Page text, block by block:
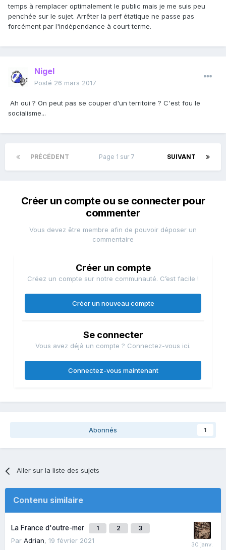
temps à remplacer optimalement le public mais je me suis peu
penchée sur le sujet. Arrêter la perf étatique ne passe pas
forcément par l'indépendance à court terme.
Nigel
Posté 26 mars 2017
Ah oui ? On peut pas se couper d'un territoire ? C'est fou le
socialisme...
PRÉCÉDENT SUIVANT
Page 1 sur 7
Créer un compte ou se connecter pour
commenter
Vous devez être membre afin de pouvoir déposer un
commentaire
Créer un compte
Créez un compte sur notre communauté. C’est facile !
Créer un nouveau compte
Se connecter
Vous avez déjà un compte ? Connectez-vous ici.
Connectez-vous maintenant
Abonnés 1
Aller sur la liste des sujets
Contenu similaire
La France d'outre-mer 1 2 3
Par Adrian, 19 février 2021